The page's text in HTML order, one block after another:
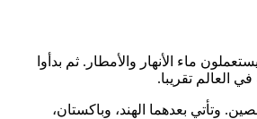
ماء الأنهار والأمطار. ثم بدأوا
العالم تقريبا.
وتأتي بعدهما الهند، وباكستان،